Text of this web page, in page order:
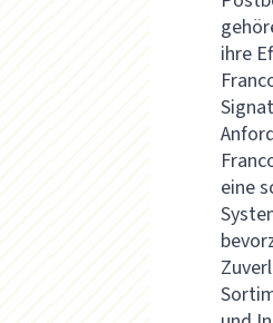
ihre
eine